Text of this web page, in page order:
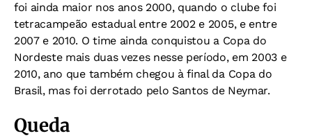
foi ainda maior nos anos 2000, quando o clube foi
tetracampeão estadual entre 2002 e 2005, e entre
2007 e 2010. O time ainda conquistou a Copa do
Nordeste mais duas vezes nesse período, em 2003 e
2010, ano que também chegou à final da Copa do
Brasil, mas foi derrotado pelo Santos de Neymar.
Queda